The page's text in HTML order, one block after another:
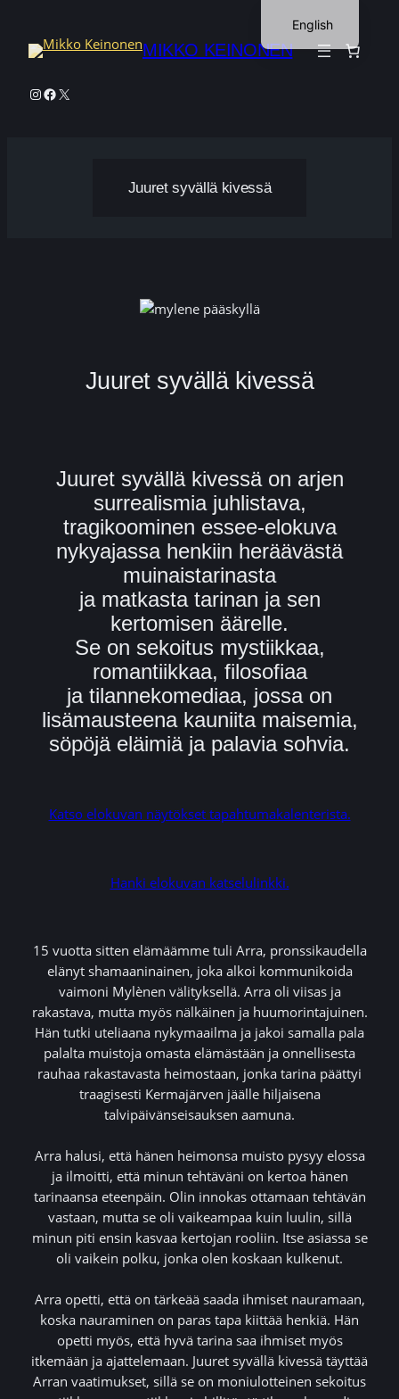
content
MIKKO KEINONEN
Instagram
Facebook
X
Juuret syvällä kivessä
Juuret syvällä kivessä
Juuret syvällä kivessä on arjen
surrealismia juhlistava,
tragikoominen essee-elokuva
nykyajassa henkiin heräävästä
muinaistarinasta
ja matkasta tarinan ja sen
kertomisen äärelle.
Se on sekoitus mystiikkaa,
romantiikkaa, filosofiaa
ja tilannekomediaa, jossa on
lisämausteena kauniita maisemia,
söpöjä eläimiä ja palavia sohvia.
Katso elokuvan näytökset tapahtumakalenterista.
Hanki elokuvan katselulinkki.
15 vuotta sitten elämäämme tuli Arra, pronssikaudella
elänyt shamaaninainen, joka alkoi kommunikoida
vaimoni Mylènen välityksellä. Arra oli viisas ja
rakastava, mutta myös nälkäinen ja huumorintajuinen.
Hän tutki uteliaana nykymaailma ja jakoi samalla pala
palalta muistoja omasta elämästään ja onnellisesta
rauhaa rakastavasta heimostaan, jonka tarina päättyi
traagisesti Kermajärven jäälle hiljaisena
talvipäivänseisauksen aamuna.
Arra halusi, että hänen heimonsa muisto pysyy elossa
ja ilmoitti, että minun tehtäväni on kertoa hänen
tarinaansa eteenpäin. Olin innokas ottamaan tehtävän
vastaan, mutta se oli vaikeampaa kuin luulin, sillä
minun piti ensin kasvaa kertojan rooliin. Itse asiassa se
oli vaikein polku, jonka olen koskaan kulkenut.
Arra opetti, että on tärkeää saada ihmiset nauramaan,
koska nauraminen on paras tapa kiittää henkiä. Hän
opetti myös, että hyvä tarina saa ihmiset myös
itkemään ja ajattelemaan. Juuret syvällä kivessä täyttää
Arran vaatimukset, sillä se on moniulotteinen sekoitus
English
Finnish